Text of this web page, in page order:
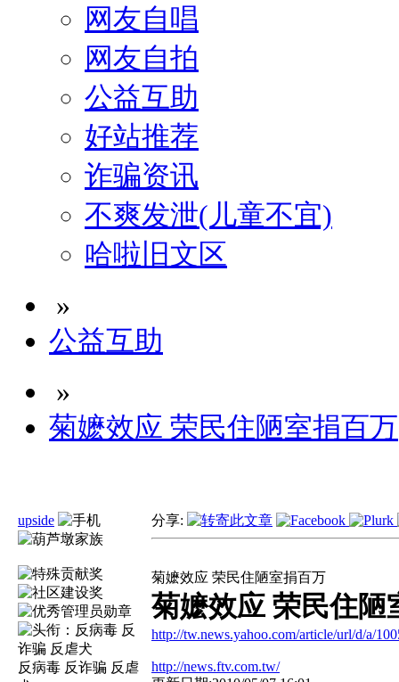
网友自唱
网友自拍
公益互助
好站推荐
诈骗资讯
不爽发泄(儿童不宜)
哈啦旧文区
»
公益互助
»
菊嬷效应 荣民住陋室捐百万
upside
反病毒 反诈骗 反虐
分享:
菊嬷效应 荣民住陋室捐百万
菊嬷效应 荣民住陋
http://tw.news.yahoo.com/article/url/d/a/
http://news.ftv.com.tw/